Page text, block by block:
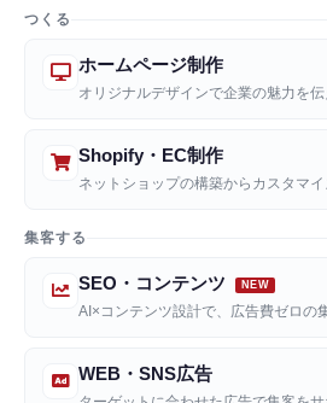
つくる
ホームページ制作
オリジナルデザインで企業の魅力を伝
Shopify・EC制作
ネットショップの構築からカスタマイ
集客する
SEO・コンテンツ
AI×コンテンツ設計で、広告費ゼロの
WEB・SNS広告